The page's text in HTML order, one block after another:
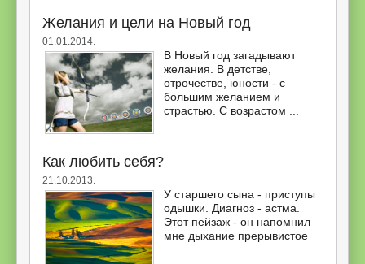
Желания и цели на Новый год
01.01.2014.
В Новый год загадывают
желания. В детстве,
отрочестве, юности - с
большим желанием и
страстью. С возрастом ...
Как любить себя?
21.10.2013.
У старшего сына - приступы
одышки. Диагноз - астма.
Этот пейзаж - он напомнил
мне дыхание прерывистое
...